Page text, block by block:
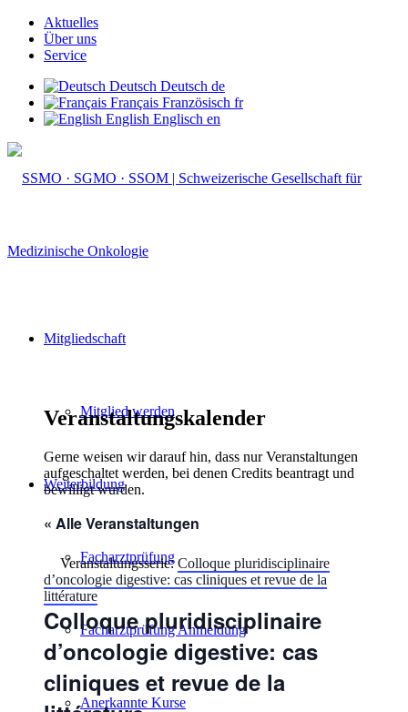
Aktuelles
Über uns
Service
Deutsch Deutsch de
Français Französisch fr
English Englisch en
Mitgliedschaft
Mitglied werden
Weiterbildung
Facharztprüfung
Facharztprüfung Anmeldung
Anerkannte Kurse
Veranstaltungskalender
Gerne weisen wir darauf hin, dass nur Veranstaltungen
aufgeschaltet werden, bei denen Credits beantragt und
bewilligt wurden.
« Alle Veranstaltungen
Veranstaltungsserie:Colloque pluridisciplinaire
d’oncologie digestive: cas cliniques et revue de la
littérature
Colloque pluridisciplinaire
d’oncologie digestive: cas
cliniques et revue de la